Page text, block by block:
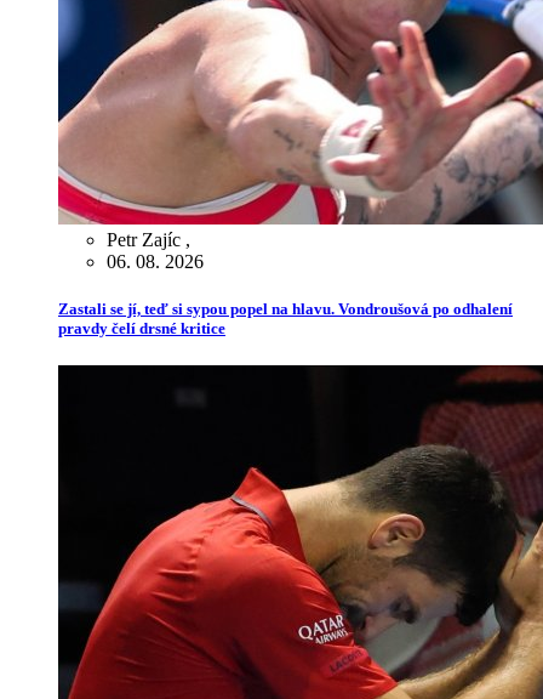
Petr Zajíc ,
06. 08. 2026
Zastali se jí, teď si sypou popel na hlavu. Vondroušová po odhalení
pravdy čelí drsné kritice